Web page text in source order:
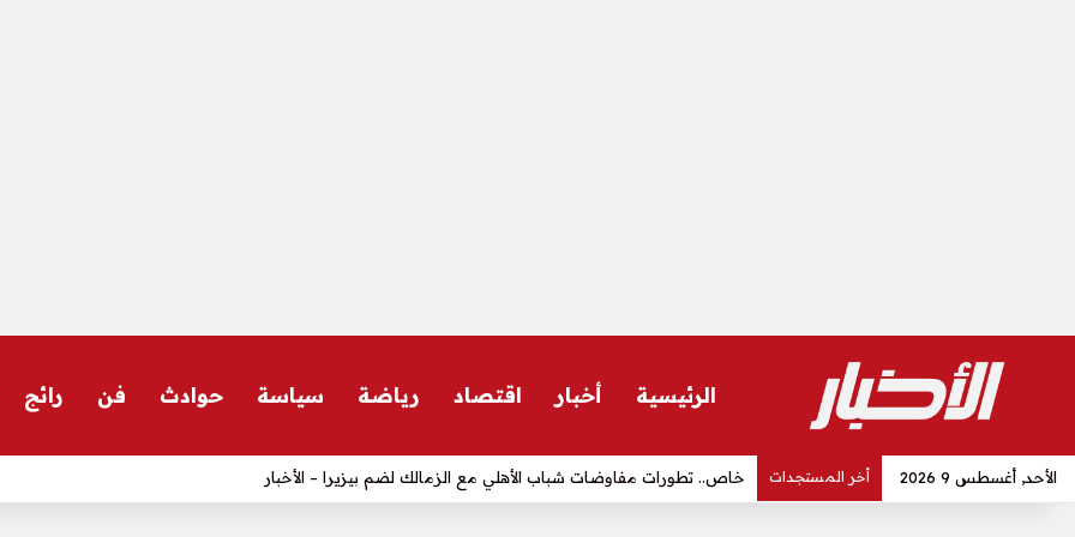
الرئيسية أخبار اقتصاد رياضة سياسة حوادث فن رائج
الأحد, أغسطس 9 2026 أخر المستجدات أوليغ أباكوموف.. 12 عامًا من الطب تحولت إلى رسالة في الوقاية وصناعة حياة أكثر صحة